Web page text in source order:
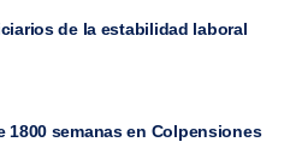
de la estabilidad laboral
1800 semanas en Colpensiones